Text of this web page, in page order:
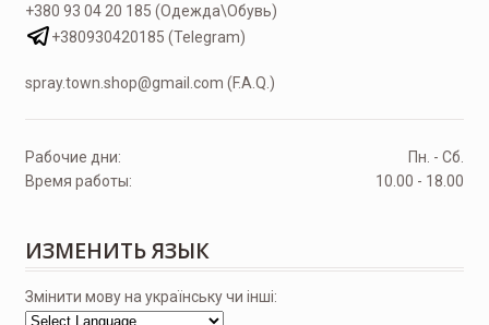
+380 93 04 20 185 (Одежда\Обувь)
+380930420185 (Telegram)
spray.town.shop@gmail.com (F.A.Q.)
Рабочие дни:
Пн. - Сб.
Время работы:
10.00 - 18.00
ИЗМЕНИТЬ ЯЗЫК
Змінити мову на українську чи інші: